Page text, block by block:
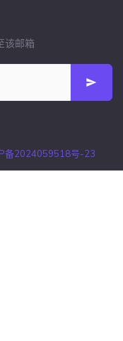
该邮箱
备2024059518号-23